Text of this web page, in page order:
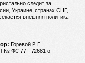
следит за
Украине, странах СНГ,
внешняя политика
Горевой Р. Г.
№ ФС 77 - 72681 от